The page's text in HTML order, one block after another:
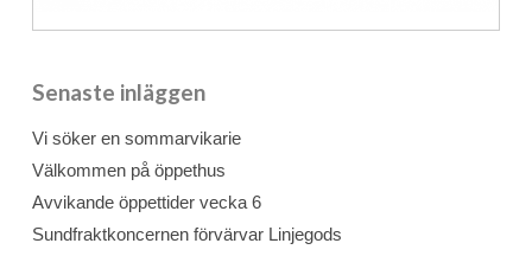
Senaste inläggen
Vi söker en sommarvikarie
Välkommen på öppethus
Avvikande öppettider vecka 6
Sundfraktkoncernen förvärvar Linjegods